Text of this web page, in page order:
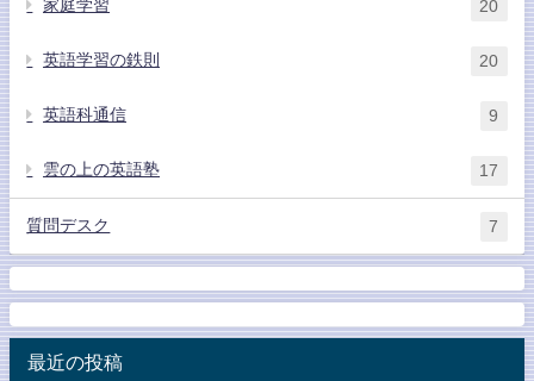
家庭学習 20
英語学習の鉄則 20
英語科通信 9
雲の上の英語塾 17
質問デスク 7
最近の投稿